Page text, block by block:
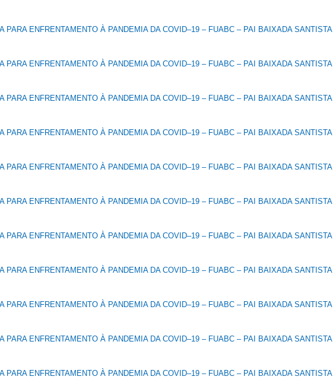
PARA ENFRENTAMENTO À PANDEMIA DA COVID–19 – FUABC – PAI BAIXADA SANTISTA
PARA ENFRENTAMENTO À PANDEMIA DA COVID–19 – FUABC – PAI BAIXADA SANTISTA
PARA ENFRENTAMENTO À PANDEMIA DA COVID–19 – FUABC – PAI BAIXADA SANTISTA
PARA ENFRENTAMENTO À PANDEMIA DA COVID–19 – FUABC – PAI BAIXADA SANTISTA
PARA ENFRENTAMENTO À PANDEMIA DA COVID–19 – FUABC – PAI BAIXADA SANTISTA
PARA ENFRENTAMENTO À PANDEMIA DA COVID–19 – FUABC – PAI BAIXADA SANTISTA
PARA ENFRENTAMENTO À PANDEMIA DA COVID–19 – FUABC – PAI BAIXADA SANTISTA
PARA ENFRENTAMENTO À PANDEMIA DA COVID–19 – FUABC – PAI BAIXADA SANTISTA
PARA ENFRENTAMENTO À PANDEMIA DA COVID–19 – FUABC – PAI BAIXADA SANTISTA
PARA ENFRENTAMENTO À PANDEMIA DA COVID–19 – FUABC – PAI BAIXADA SANTISTA
PARA ENFRENTAMENTO À PANDEMIA DA COVID–19 – FUABC – PAI BAIXADA SANTISTA